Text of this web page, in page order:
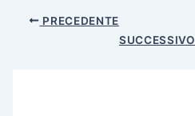
PRECEDENTE
SUCCESSIVO